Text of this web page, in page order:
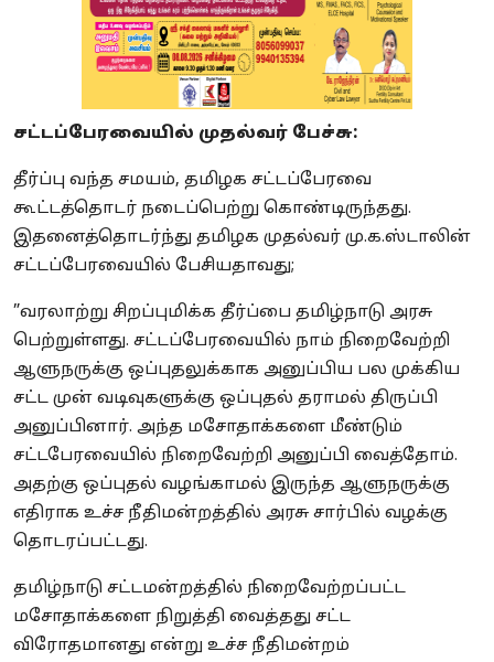
சட்டப்பேரவையில் முதல்வர் பேச்சு:
தீர்ப்பு வந்த சமயம், தமிழக சட்டப்பேரவை
கூட்டத்தொடர் நடைப்பெற்று கொண்டிருந்தது.
இதனைத்தொடர்ந்து தமிழக முதல்வர் மு.க.ஸ்டாலின்
சட்டப்பேரவையில் பேசியதாவது;
”வரலாற்று சிறப்புமிக்க தீர்ப்பை தமிழ்நாடு அரசு
பெற்றுள்ளது. சட்டப்பேரவையில் நாம் நிறைவேற்றி
ஆளுநருக்கு ஒப்புதலுக்காக அனுப்பிய பல முக்கிய
சட்ட முன் வடிவுகளுக்கு ஒப்புதல் தராமல் திருப்பி
அனுப்பினார். அந்த மசோதாக்களை மீண்டும்
சட்டபேரவையில் நிறைவேற்றி அனுப்பி வைத்தோம்.
அதற்கு ஒப்புதல் வழங்காமல் இருந்த ஆளுநருக்கு
எதிராக உச்ச நீதிமன்றத்தில் அரசு சார்பில் வழக்கு
தொடரப்பட்டது.
தமிழ்நாடு சட்டமன்றத்தில் நிறைவேற்றப்பட்ட
மசோதாக்களை நிறுத்தி வைத்தது சட்ட
விரோதமானது என்று உச்ச நீதிமன்றம்